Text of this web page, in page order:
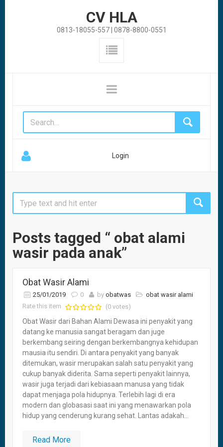
CV HLA
0813-18055-557 | 0878-8800-0551
Login
Posts tagged “ obat alami
wasir pada anak”
Obat Wasir Alami
25/01/2019 0 by obatwas
obat wasir alami
Rate this item
(0 votes)
Obat Wasir dari Bahan Alami Dewasa ini penyakit yang
datang ke manusia sangat beragam dan juge
berkembang seiring dengan berkembangnya kehidupan
mausia itu sendiri. Di antara penyakit yang banyak
ditemukan, wasir merupakan salah satu penyakit yang
cukup banyak diderita. Sama seperti penyakit lainnya,
wasir juga terjadi dari kebiasaan manusa yang tidak
dapat menjaga pola hidupnya. Terlebih lagi di era
modern dan globasasi saat ini yang menawarkan pola
hidup yang cenderung kurang sehat. Lantas adakah...
Read More